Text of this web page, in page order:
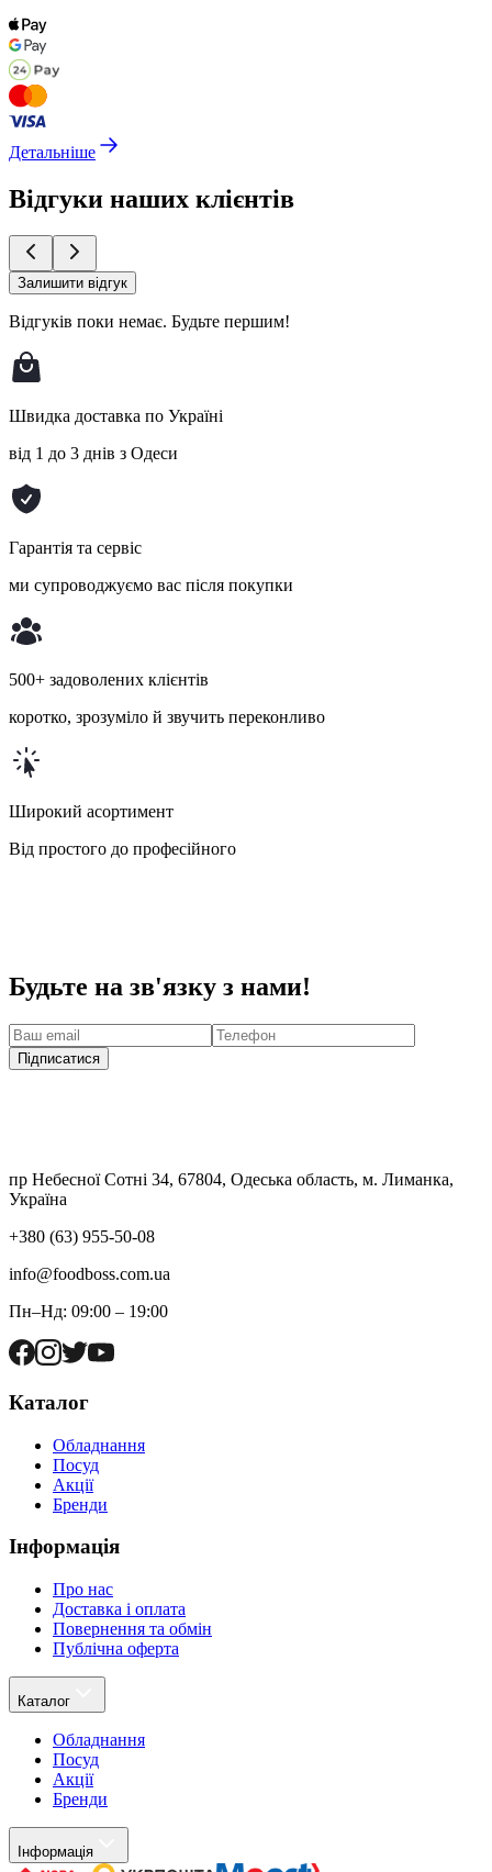
Детальніше
Відгуки наших клієнтів
Залишити відгук
Відгуків поки немає. Будьте першим!
Швидка доставка по Україні
від 1 до 3 днів з Одеси
Гарантія та сервіс
ми супроводжуємо вас після покупки
500+ задоволених клієнтів
коротко, зрозуміло й звучить переконливо
Широкий асортимент
Від простого до професійного
Будьте на зв'язку з нами!
Підписатися
пр Небесної Сотні 34, 67804, Одеська область, м. Лиманка,
Україна
+380 (63) 955-50-08
info@foodboss.com.ua
Пн–Нд: 09:00 – 19:00
Каталог
Обладнання
Посуд
Акції
Бренди
Інформація
Про нас
Доставка і оплата
Повернення та обмін
Публічна оферта
Каталог
Обладнання
Посуд
Акції
Бренди
Інформація